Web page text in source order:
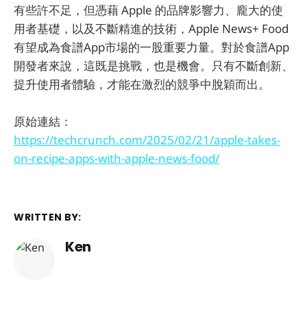
有些許不足，但憑藉 Apple 的品牌影響力、龐大的使
用者基礎，以及不斷精進的技術，Apple News+ Food
有望成為食譜App市場的一股重要力量。對於食譜App
開發者來說，這既是挑戰，也是機會。只有不斷創新、
提升使用者體驗，才能在激烈的競爭中脫穎而出。
原始連結：
https://techcrunch.com/2025/02/21/apple-takes-
on-recipe-apps-with-apple-news-food/
WRITTEN BY:
Ken